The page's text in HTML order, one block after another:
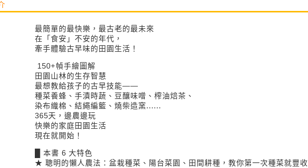
最簡單的最快樂，最古老的最未來
在「食安」不安的年代，
牽手體驗古早味的田園生活！
150+幀手繪圖解
田園山林的生存智慧
最想教給孩子的古早技能——
種菜養蜂、手漬時蔬、豆釀味噌、榨油焙茶、
染布織棉、結繩編籃、燒柴造窯......
365天，邊農邊玩
快樂的家庭田園生活
現在就開始！
█ 本書 6 大特色
★ 聰明的懶人農法：盆栽種菜、陽台菜園、田間耕種，教你第一次種菜就豐收